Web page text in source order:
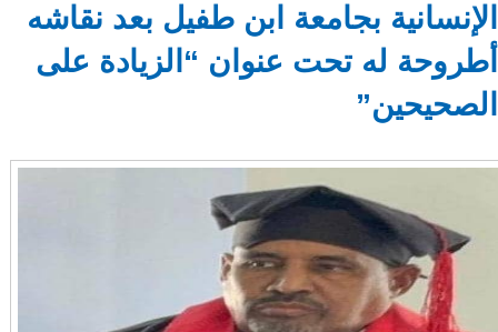
الإنسانية بجامعة ابن طفيل بعد نقاشه
أطروحة له تحت عنوان “الزيادة على
الصحيحين”